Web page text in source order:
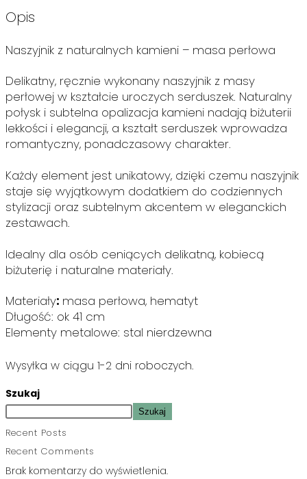
Opis
Naszyjnik z naturalnych kamieni – masa perłowa
Delikatny, ręcznie wykonany naszyjnik z masy
perłowej w kształcie uroczych serduszek. Naturalny
połysk i subtelna opalizacja kamieni nadają biżuterii
lekkości i elegancji, a kształt serduszek wprowadza
romantyczny, ponadczasowy charakter.
Każdy element jest unikatowy, dzięki czemu naszyjnik
staje się wyjątkowym dodatkiem do codziennych
stylizacji oraz subtelnym akcentem w eleganckich
zestawach.
Idealny dla osób ceniących delikatną, kobiecą
biżuterię i naturalne materiały.
Materiały: masa perłowa, hematyt
Długość: ok 41 cm
Elementy metalowe: stal nierdzewna
Wysyłka w ciągu 1-2 dni roboczych.
Szukaj
Szukaj
Recent Posts
Recent Comments
Brak komentarzy do wyświetlenia.